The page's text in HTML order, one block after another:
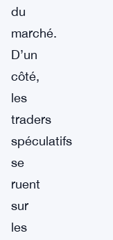
du
marché.
D’un
côté,
les
traders
spéculatifs
se
ruent
sur
les